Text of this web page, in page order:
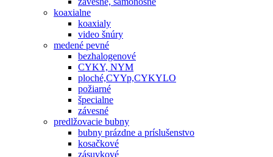
koaxialne
koaxialy
video šnúry
medené pevné
bezhalogenové
CYKY, NYM
ploché,CYYp,CYKYLO
požiarné
špecialne
závesné
predlžovacie bubny
bubny prázdne a príslušenstvo
kosačkové
zásuvkové